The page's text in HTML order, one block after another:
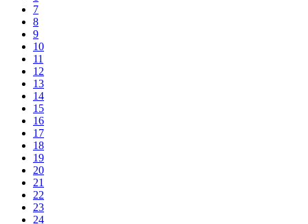
7
8
9
10
11
12
13
14
15
16
17
18
19
20
21
22
23
24